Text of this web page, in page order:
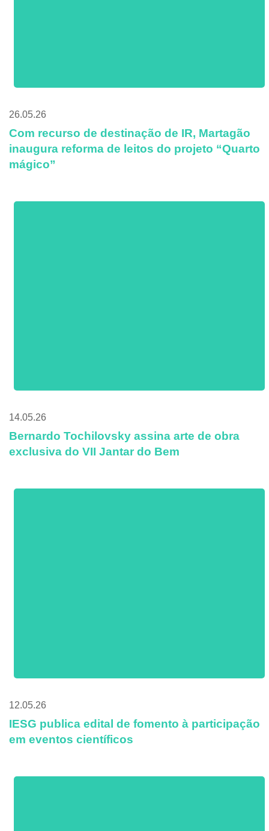
26.05.26
Com recurso de destinação de IR, Martagão
inaugura reforma de leitos do projeto “Quarto
mágico”
14.05.26
Bernardo Tochilovsky assina arte de obra
exclusiva do VII Jantar do Bem
12.05.26
IESG publica edital de fomento à participação
em eventos científicos